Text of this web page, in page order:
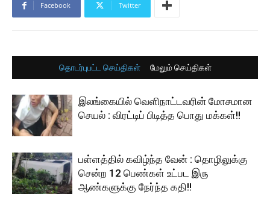
Facebook Twitter
தொடர்புபட்ட செய்திகள் மேலும் செய்திகள்
இலங்கையில் வெளிநாட்டவரின் மோசமான
செயல் : விரட்டிப் பிடித்த பொது மக்கள்!!
பள்ளத்தில் கவிழ்ந்த வேன் : தொழிலுக்கு
சென்ற 12 பெண்கள் உட்பட இரு
ஆண்களுக்கு நேர்ந்த கதி!!